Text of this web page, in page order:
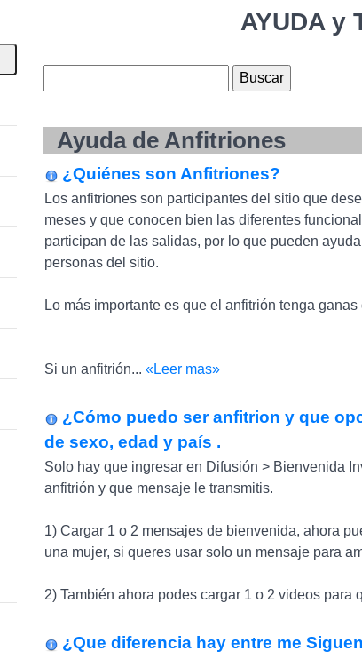
AYUDA y
Ayuda de Anfitriones
¿Quiénes son Anfitriones?
Los anfitriones son participantes del sitio que
meses y que conocen bien las diferentes
participan de las salidas, por lo que pueden
personas del sitio.
Lo más importante es que el anfitrión tenga ganas
Si un anfitrión... «Leer mas»
¿Cómo puedo ser anfitrion y que
de sexo, edad y país .
Solo hay que ingresar en Difusión > Bienvenida
anfitrión y que mensaje le transmitis.
1) Cargar 1 o 2 mensajes de bienvenida, ahora
una mujer, si queres usar solo un mensaje para
2) También ahora podes cargar 1 o 2 videos
¿Que diferencia hay entre me